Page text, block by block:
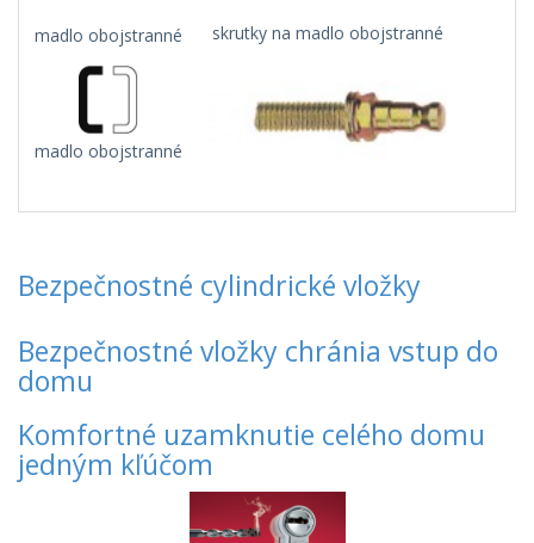
madlo obojstranné
madlo obojstranné
skrutky na madlo obojstranné
Bezpečnostné cylindrické vložky
Bezpečnostné vložky chránia vstup do
domu
Komfortné uzamknutie celého domu
jedným kľúčom